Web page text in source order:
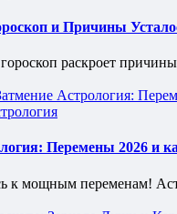
и Причины
раскроет
Перемены 2026 и
к мощным переменам!